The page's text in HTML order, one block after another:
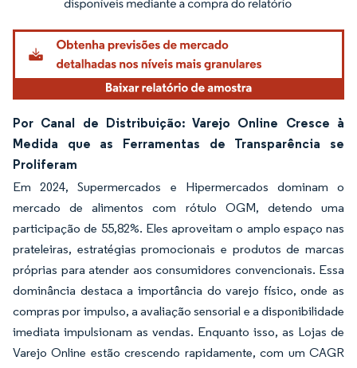
Por Canal de Distribuição: Varejo Online Cresce à
Medida que as Ferramentas de Transparência se
Proliferam
Em 2024, Supermercados e Hipermercados dominam o
mercado de alimentos com rótulo OGM, detendo uma
participação de 55,82%. Eles aproveitam o amplo espaço nas
prateleiras, estratégias promocionais e produtos de marcas
próprias para atender aos consumidores convencionais. Essa
dominância destaca a importância do varejo físico, onde as
compras por impulso, a avaliação sensorial e a disponibilidade
imediata impulsionam as vendas. Enquanto isso, as Lojas de
Varejo Online estão crescendo rapidamente, com um CAGR